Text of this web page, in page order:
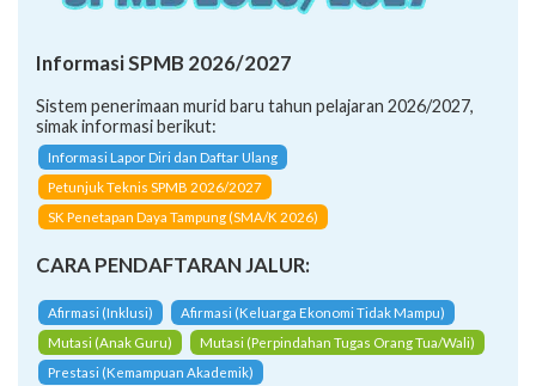
Informasi SPMB 2026/2027
Sistem penerimaan murid baru tahun pelajaran 2026/2027,
simak informasi berikut:
Informasi Lapor Diri dan Daftar Ulang
Petunjuk Teknis SPMB 2026/2027
SK Penetapan Daya Tampung (SMA/K 2026)
CARA PENDAFTARAN JALUR:
Afirmasi (Inklusi)
Afirmasi (Keluarga Ekonomi Tidak Mampu)
Mutasi (Anak Guru)
Mutasi (Perpindahan Tugas Orang Tua/Wali)
Prestasi (Kemampuan Akademik)